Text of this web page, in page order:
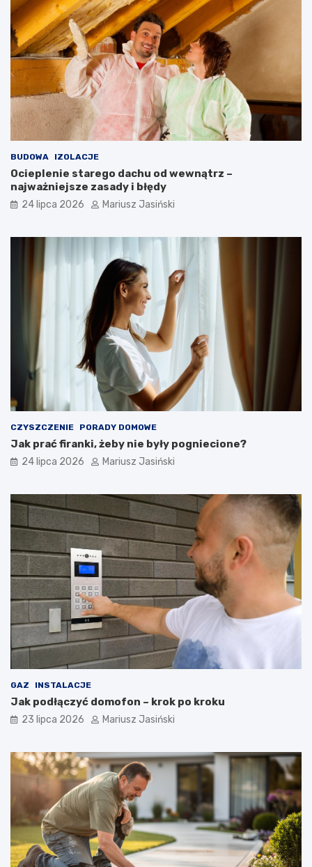
BUDOWA IZOLACJE
Ocieplenie starego dachu od wewnątrz –
najważniejsze zasady i błędy
24 lipca 2026 Mariusz Jasiński
CZYSZCZENIE PORADY DOMOWE
Jak prać firanki, żeby nie były pogniecione?
24 lipca 2026 Mariusz Jasiński
GAZ INSTALACJE
Jak podłączyć domofon – krok po kroku
23 lipca 2026 Mariusz Jasiński